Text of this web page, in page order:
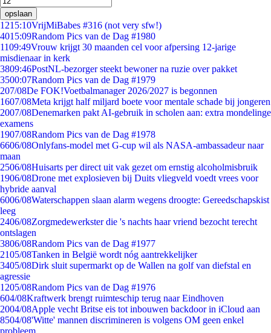
opslaan
1215:10VrijMiBabes #316 (not very sfw!)
4015:09Random Pics van de Dag #1980
1109:49Vrouw krijgt 30 maanden cel voor afpersing 12-jarige
misdienaar in kerk
3809:46PostNL-bezorger steekt bewoner na ruzie over pakket
3500:07Random Pics van de Dag #1979
207/08De FOK!Voetbalmanager 2026/2027 is begonnen
1607/08Meta krijgt half miljard boete voor mentale schade bij jongeren
2007/08Denemarken pakt AI-gebruik in scholen aan: extra mondelinge
examens
1907/08Random Pics van de Dag #1978
6606/08Onlyfans-model met G-cup wil als NASA-ambassadeur naar
maan
2506/08Huisarts per direct uit vak gezet om ernstig alcoholmisbruik
1906/08Drone met explosieven bij Duits vliegveld voedt vrees voor
hybride aanval
6006/08Waterschappen slaan alarm wegens droogte: Gereedschapskist
leeg
2406/08Zorgmedewerkster die 's nachts haar vriend bezocht terecht
ontslagen
3806/08Random Pics van de Dag #1977
2105/08Tanken in België wordt nóg aantrekkelijker
3405/08Dirk sluit supermarkt op de Wallen na golf van diefstal en
agressie
1205/08Random Pics van de Dag #1976
604/08Kraftwerk brengt ruimteschip terug naar Eindhoven
2004/08Apple vecht Britse eis tot inbouwen backdoor in iCloud aan
8504/08'Witte' mannen discrimineren is volgens OM geen enkel
probleem